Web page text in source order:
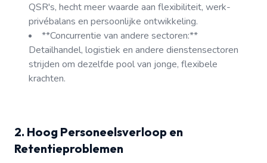
QSR's, hecht meer waarde aan flexibiliteit, werk-
privébalans en persoonlijke ontwikkeling.
**Concurrentie van andere sectoren:**
Detailhandel, logistiek en andere dienstensectoren
strijden om dezelfde pool van jonge, flexibele
krachten.
2. Hoog Personeelsverloop en
Retentieproblemen